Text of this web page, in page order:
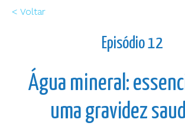
< Voltar
Episódio 12
Água mineral:
uma gravidez